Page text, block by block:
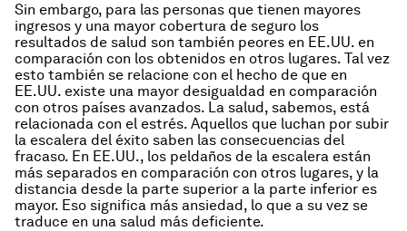
Sin embargo, para las personas que tienen mayores
ingresos y una mayor cobertura de seguro los
resultados de salud son también peores en EE.UU. en
comparación con los obtenidos en otros lugares. Tal vez
esto también se relacione con el hecho de que en
EE.UU. existe una mayor desigualdad en comparación
con otros países avanzados. La salud, sabemos, está
relacionada con el estrés. Aquellos que luchan por subir
la escalera del éxito saben las consecuencias del
fracaso. En EE.UU., los peldaños de la escalera están
más separados en comparación con otros lugares, y la
distancia desde la parte superior a la parte inferior es
mayor. Eso significa más ansiedad, lo que a su vez se
traduce en una salud más deficiente.